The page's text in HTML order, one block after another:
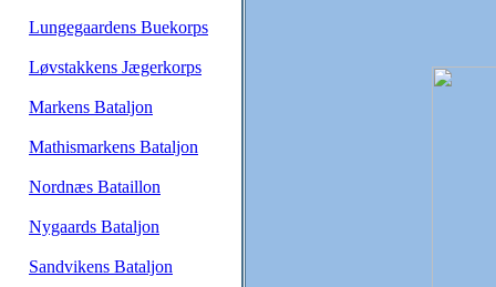
Lungegaardens Buekorps
Løvstakkens Jægerkorps
Markens Bataljon
Mathismarkens Bataljon
Nordnæs Bataillon
Nygaards Bataljon
Sandvikens Bataljon